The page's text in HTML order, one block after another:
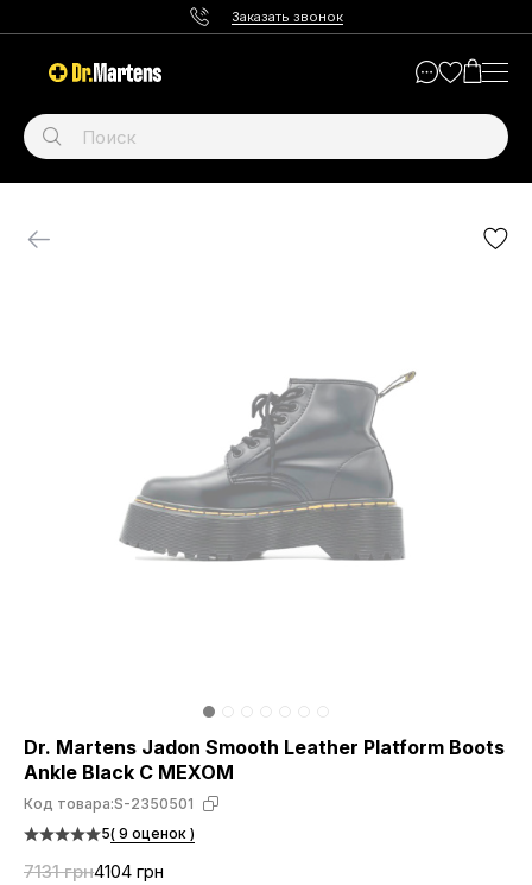
Заказать звонок
Dr. Martens Jadon Smooth Leather Platform Boots
Ankle Black С МЕХОМ
Код товара:S-2350501
5( 9 оценок )
7131 грн4104 грн